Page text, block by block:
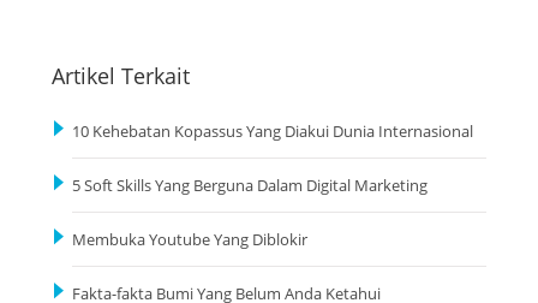
Artikel Terkait
10 Kehebatan Kopassus Yang Diakui Dunia Internasional
5 Soft Skills Yang Berguna Dalam Digital Marketing
Membuka Youtube Yang Diblokir
Fakta-fakta Bumi Yang Belum Anda Ketahui